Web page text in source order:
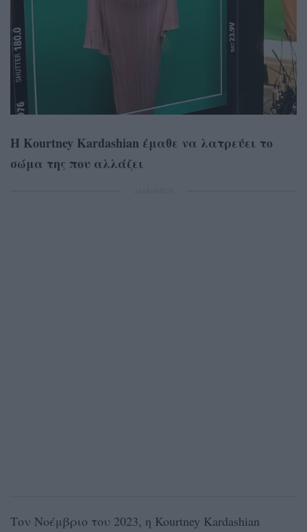
Η Kourtney Kardashian έμαθε να λατρεύει το
σώμα της που αλλάζει
Τον Νοέμβριο του 2023, η Kourtney Kardashian